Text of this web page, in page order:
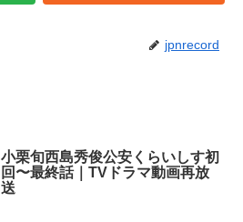
jpnrecord
小栗旬西島秀俊公安くらいしす初
回〜最終話｜TVドラマ動画再放
送